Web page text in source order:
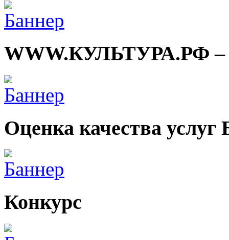
WWW.КУЛЬТУРА.РФ –
Оценка качества
Конкурс